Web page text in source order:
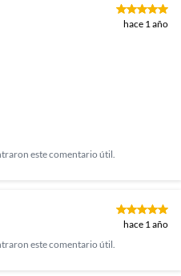
hace 1 año
este comentario útil.
hace 1 año
este comentario útil.